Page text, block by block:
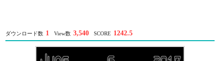
ダウンロード数 1 View数 3,540 SCORE 1242.5